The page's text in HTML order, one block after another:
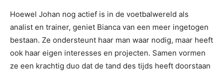
Hoewel Johan nog actief is in de voetbalwereld als
analist en trainer, geniet Bianca van een meer ingetogen
bestaan. Ze ondersteunt haar man waar nodig, maar heeft
ook haar eigen interesses en projecten. Samen vormen
ze een krachtig duo dat de tand des tijds heeft doorstaan